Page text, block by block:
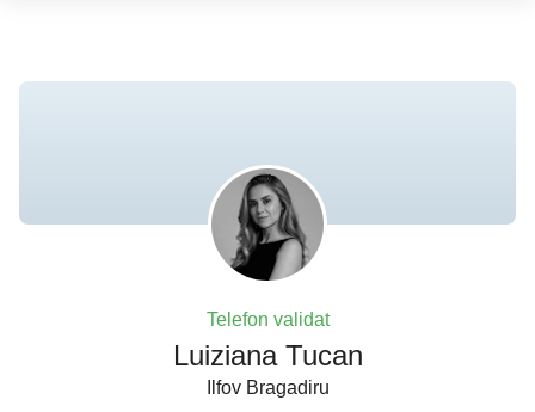
Telefon validat
Luiziana Tucan
Ilfov Bragadiru